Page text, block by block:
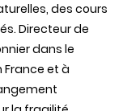
des cours
Directeur de
dans le
et à